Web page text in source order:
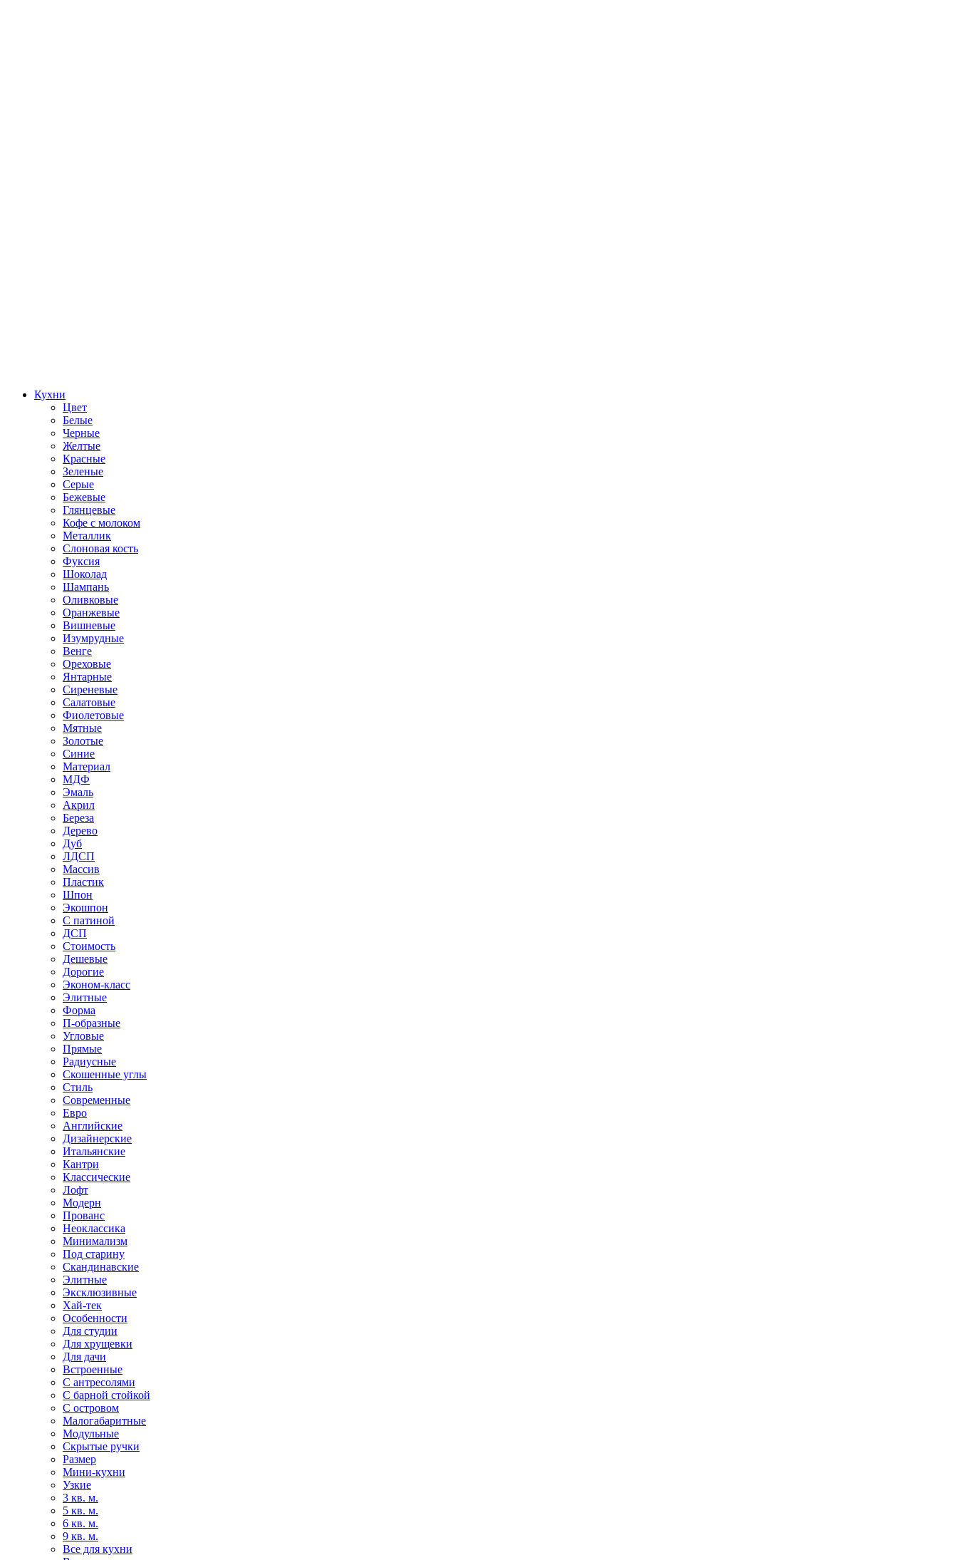
Кухни
Цвет
Белые
Черные
Желтые
Красные
Зеленые
Серые
Бежевые
Глянцевые
Кофе с молоком
Металлик
Слоновая кость
Фуксия
Шоколад
Шампань
Оливковые
Оранжевые
Вишневые
Изумрудные
Венге
Ореховые
Янтарные
Сиреневые
Салатовые
Фиолетовые
Мятные
Золотые
Синие
Материал
МДФ
Эмаль
Акрил
Береза
Дерево
Дуб
ЛДСП
Массив
Пластик
Шпон
Экошпон
С патиной
ДСП
Стоимость
Дешевые
Дорогие
Эконом-класс
Элитные
Форма
П-образные
Угловые
Прямые
Радиусные
Скошенные углы
Стиль
Современные
Евро
Английские
Дизайнерские
Итальянские
Кантри
Классические
Лофт
Модерн
Прованс
Неоклассика
Минимализм
Под старину
Скандинавские
Элитные
Эксклюзивные
Хай-тек
Особенности
Для студии
Для хрущевки
Для дачи
Встроенные
С антресолями
С барной стойкой
С островом
Малогабаритные
Модульные
Скрытые ручки
Размер
Мини-кухни
Узкие
3 кв. м.
5 кв. м.
6 кв. м.
9 кв. м.
Все для кухни